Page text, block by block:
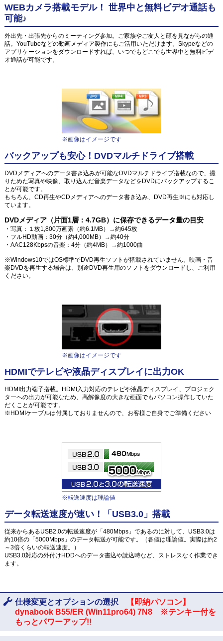
WEBカメラ搭載モデル！ 世界中と無料ビデオ通話も
可能♪
外出先・出張先からのミーティング参加。ご家族やご友人と顔を見ながらの通
話。YouTubeなどの動画メディア製作にもご活用いただけます。Skypeなどの
アプリケーションをダウンロードすれば、いつでもどこでも世界中と無料ビデ
オ通話が可能です。
※画像はイメージです
バックアップも安心！DVDマルチドライブ搭載
DVDメディアへのデータ書き込みが可能なDVDマルチドライブ搭載なので、撮
りためた写真や映像、取り込んだ音楽データなどをDVDにバックアップするこ
とが可能です。
もちろん、CD再生やCDメディアへのデータ書き込み、DVD再生※にも対応し
ています。
DVDメディア（片面1層：4.7GB）に保存できるデータ量の目安
・写真：１枚1,800万画素（約6.1MB）→約645枚
・フルHD動画：30分（約4,000MB）→約40分
・AAC128Kbpsの音楽：4分（約4MB）→約1000曲
※Windows10ではOS標準でDVD再生ソフトが搭載されていません。映画・音
楽DVDを再生する場合は、別途DVD再生用のソフトをダウンロードし、ご利用
ください。
※画像はイメージです
HDMIでテレビや液晶ディスプレイに出力OK
HDMI出力端子搭載。HDMI入力対応のテレビや液晶ディスプレイ、プロジェク
ターへの出力が可能なため、高解像度の大きな画面でもパソコン操作していた
だくことが可能です。
※HDMIケーブルは付属しておりませんので、お客様ご自身でご準備ください
※転送速度は理論値
データ転送速度が速い！「USB3.0」搭載
従来からあるUSB2.0の転送速度が「480Mbps」であるのに対して、USB3.0は
約10倍の「5000Mbps」のデータ転送が可能です。（各値は理論値。実際は約2
～3倍くらいの転送速度。）
USB3.0対応の外付けHDDへのデータ書込や読込時など、ストレスなく作業でき
ます。
仕様変更とオプションの選択
【即納パソコン】
dynabook B55/ER (Win11pro64) 7N8 ※テンキー付を
もっとパワーアップ!!